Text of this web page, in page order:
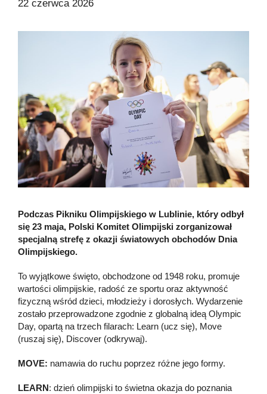
22 czerwca 2026
Podczas Pikniku Olimpijskiego w Lublinie, który odbył
się 23 maja, Polski Komitet Olimpijski zorganizował
specjalną strefę z okazji światowych obchodów Dnia
Olimpijskiego.
To wyjątkowe święto, obchodzone od 1948 roku, promuje
wartości olimpijskie, radość ze sportu oraz aktywność
fizyczną wśród dzieci, młodzieży i dorosłych. Wydarzenie
zostało przeprowadzone zgodnie z globalną ideą Olympic
Day, opartą na trzech filarach: Learn (ucz się), Move
(ruszaj się), Discover (odkrywaj).
MOVE: namawia do ruchu poprzez różne jego formy.
LEARN: dzień olimpijski to świetna okazja do poznania